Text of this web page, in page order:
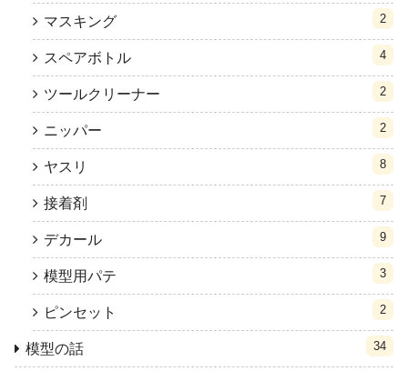
マスキング 2
スペアボトル 4
ツールクリーナー 2
ニッパー 2
ヤスリ 8
接着剤 7
デカール 9
模型用パテ 3
ピンセット 2
模型の話 34